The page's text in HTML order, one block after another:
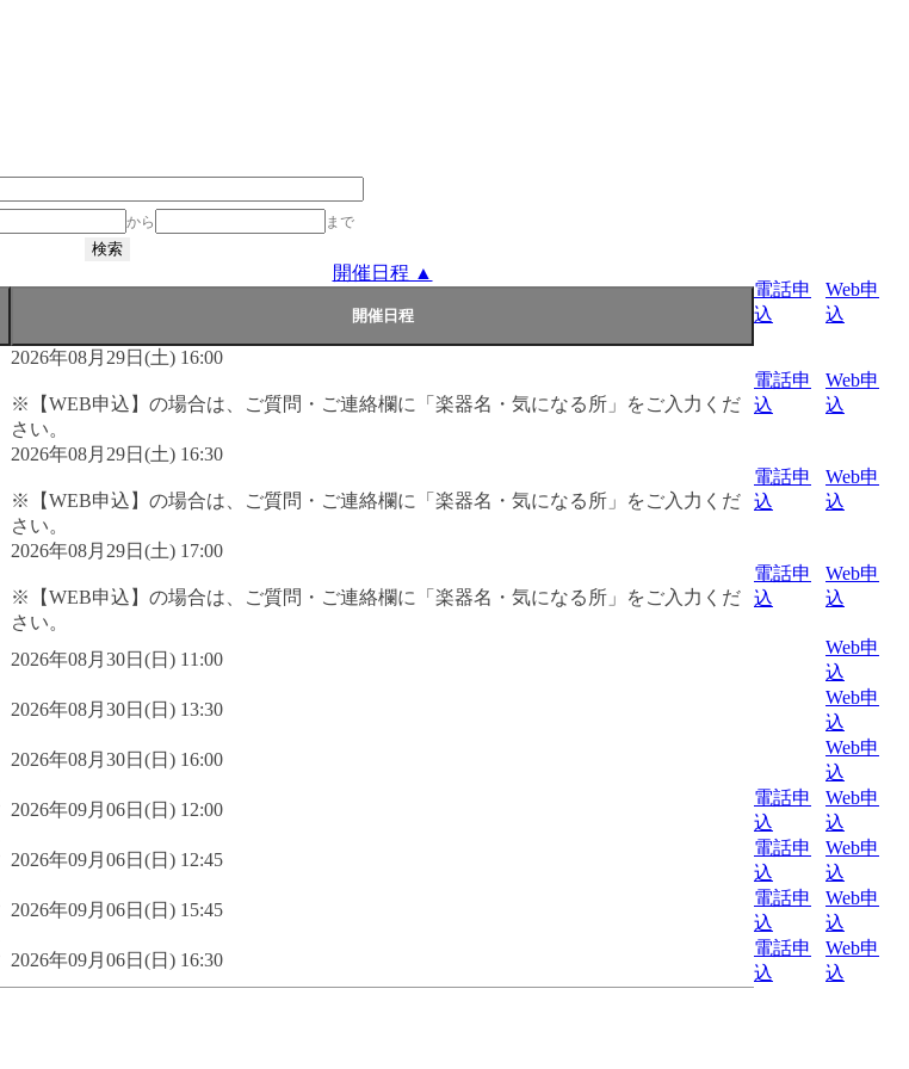
から まで
開催日程 ▲
電話申
込
Web申
込
2026年08月29日(土) 16:00
※【WEB申込】の場合は、ご質問・ご連絡欄に「楽器名・気になる所」をご入力くだ
さい。
電話申
込
Web申
込
2026年08月29日(土) 16:30
※【WEB申込】の場合は、ご質問・ご連絡欄に「楽器名・気になる所」をご入力くだ
さい。
電話申
込
Web申
込
2026年08月29日(土) 17:00
※【WEB申込】の場合は、ご質問・ご連絡欄に「楽器名・気になる所」をご入力くだ
さい。
電話申
込
Web申
込
2026年08月30日(日) 11:00
Web申
込
2026年08月30日(日) 13:30
Web申
込
2026年08月30日(日) 16:00
Web申
込
2026年09月06日(日) 12:00
電話申
込
Web申
込
2026年09月06日(日) 12:45
電話申
込
Web申
込
2026年09月06日(日) 15:45
電話申
込
Web申
込
2026年09月06日(日) 16:30
電話申
込
Web申
込